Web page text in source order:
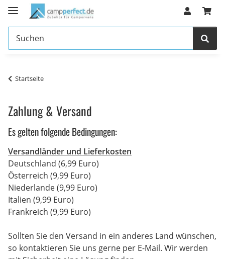
Startseite
Zahlung & Versand
Es gelten folgende Bedingungen:
Versandländer und Lieferkosten
Deutschland (6,99 Euro)
Österreich (9,99 Euro)
Niederlande (9,99 Euro)
Italien (9,99 Euro)
Frankreich (9,99 Euro)
Sollten Sie den Versand in ein anderes Land wünschen,
so kontaktieren Sie uns gerne per E-Mail. Wir werden